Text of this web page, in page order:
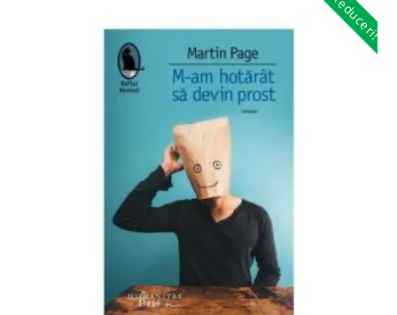
Reduceri!